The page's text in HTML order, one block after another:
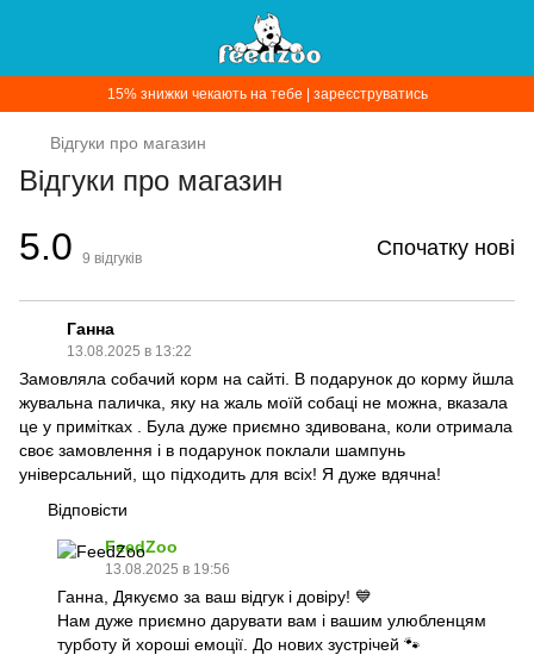
15% знижки чекають на тебе | зареєструватись
Відгуки про магазин
Відгуки про магазин
5.0 9 відгуків Спочатку нові
Ганна
13.08.2025 в 13:22
Замовляла собачий корм на сайті. В подарунок до корму йшла
жувальна паличка, яку на жаль моїй собаці не можна, вказала
це у примітках . Була дуже приємно здивована, коли отримала
своє замовлення і в подарунок поклали шампунь
універсальний, що підходить для всіх! Я дуже вдячна!
Відповісти
FeedZoo
13.08.2025 в 19:56
Ганна, Дякуємо за ваш відгук і довіру! 💙
Нам дуже приємно дарувати вам і вашим улюбленцям
турботу й хороші емоції. До нових зустрічей 🐾